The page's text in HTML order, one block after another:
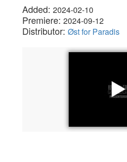
Added: 2024-02-10
Premiere: 2024-09-12
Distributor: Øst for Paradis